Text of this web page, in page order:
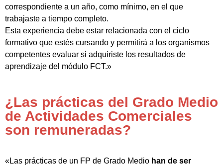
correspondiente a un año, como mínimo, en el que
trabajaste a tiempo completo.
Esta experiencia debe estar relacionada con el ciclo
formativo que estés cursando y permitirá a los organismos
competentes evaluar si adquiriste los resultados de
aprendizaje del módulo FCT.»
¿Las prácticas del Grado Medio
de Actividades Comerciales
son remuneradas?
«Las prácticas de un FP de Grado Medio han de ser